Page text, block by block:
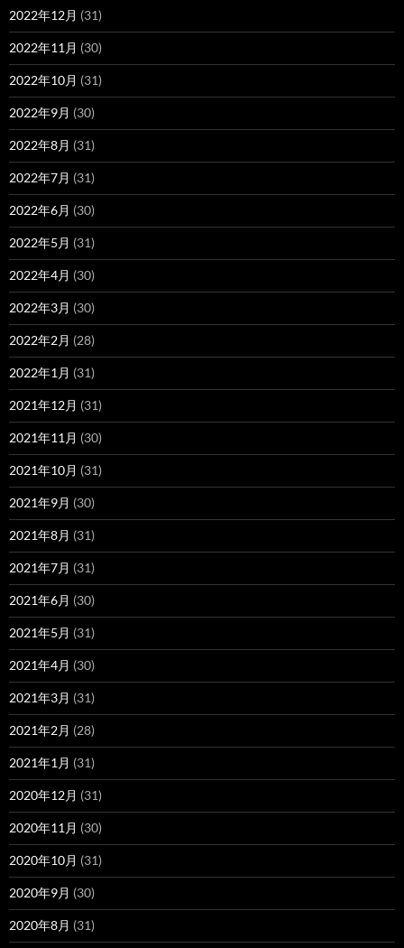
2022年12月 (31)
2022年11月 (30)
2022年10月 (31)
2022年9月 (30)
2022年8月 (31)
2022年7月 (31)
2022年6月 (30)
2022年5月 (31)
2022年4月 (30)
2022年3月 (30)
2022年2月 (28)
2022年1月 (31)
2021年12月 (31)
2021年11月 (30)
2021年10月 (31)
2021年9月 (30)
2021年8月 (31)
2021年7月 (31)
2021年6月 (30)
2021年5月 (31)
2021年4月 (30)
2021年3月 (31)
2021年2月 (28)
2021年1月 (31)
2020年12月 (31)
2020年11月 (30)
2020年10月 (31)
2020年9月 (30)
2020年8月 (31)